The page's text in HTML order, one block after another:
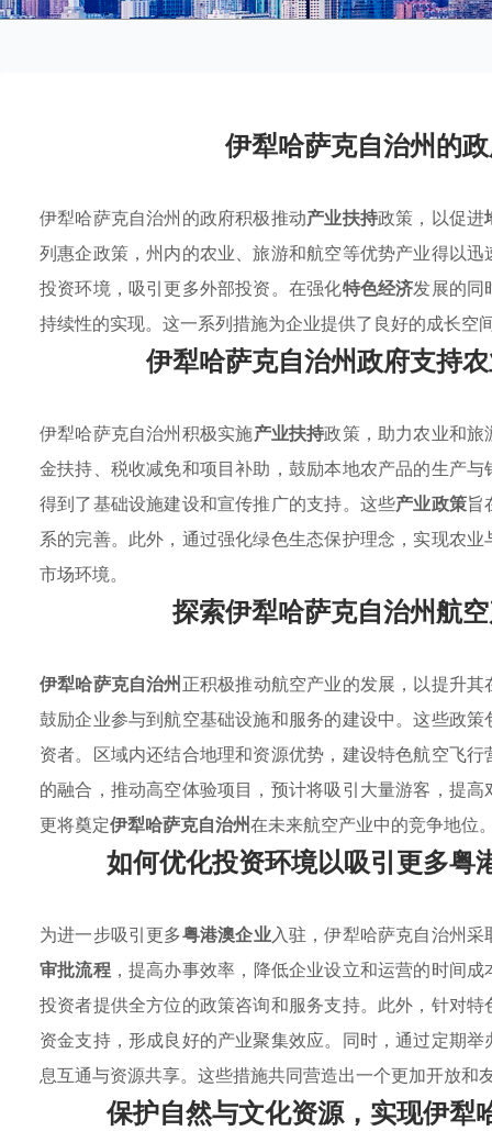
伊犁哈萨克自治州的
伊犁哈萨克自治州的政府积极推动产业扶持政策，以促进
列惠企政策，州内的农业、旅游和航空等优势产业得以
投资环境，吸引更多外部投资。在强化特色经济发展的同
持续性的实现。这一系列措施为企业提供了良好的成长空
伊犁哈萨克自治州政府支持
伊犁哈萨克自治州积极实施产业扶持政策，助力农业和
金扶持、税收减免和项目补助，鼓励本地农产品的生产
得到了基础设施建设和宣传推广的支持。这些产业政策旨
系的完善。此外，通过强化绿色生态保护理念，实现农
市场环境。
探索伊犁哈萨克自治州航
伊犁哈萨克自治州正积极推动航空产业的发展，以提升
鼓励企业参与到航空基础设施和服务的建设中。这些政
资者。区域内还结合地理和资源优势，建设特色航空飞
的融合，推动高空体验项目，预计将吸引大量游客，提
更将奠定伊犁哈萨克自治州在未来航空产业中的竞争地位
如何优化投资环境以吸引更多粤
为进一步吸引更多粤港澳企业入驻，伊犁哈萨克自治州
审批流程，提高办事效率，降低企业设立和运营的时间
投资者提供全方位的政策咨询和服务支持。此外，针对特
资金支持，形成良好的产业聚集效应。同时，通过定期
息互通与资源共享。这些措施共同营造出一个更加开放
保护自然与文化资源，实现伊犁